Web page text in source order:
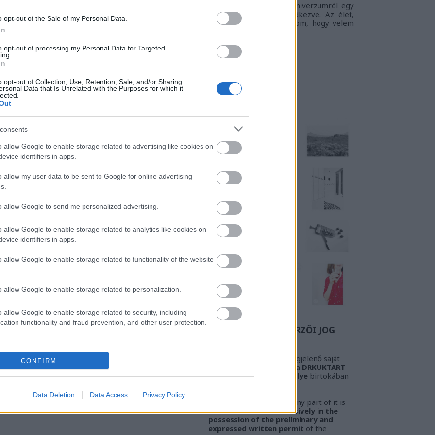
opt-out of the Sale of my Personal Data.
opt-out of processing my Personal Data for Targeted
opt-out of Collection, Use, Retention, Sale, and/or Sharing
Data that Is Unrelated with the Purposes for which it
allow Google to enable storage related to advertising like cookies on
identifiers in apps.
allow my user data to be sent to Google for online advertising
allow Google to send me personalized advertising.
allow Google to enable storage related to analytics like cookies on
identifiers in apps.
allow Google to enable storage related to functionality of the website
allow Google to enable storage related to personalization.
allow Google to enable storage related to security, including
functionality and fraud prevention, and other user protection.
CONFIRM
Data Deletion Data Access Privacy Policy
átköltöztek a Bálnából az AnKERTbe, így
én is a helyet.
markets, so visiting Antik PLACC (an antique and
This market's just found a new location as it has
Szólj hozzá!
© 2005-2025 Drkukta - Drkuktart. Minden jog
csak a szerző előzetes írásbeli
reserved. Do not use or reproduce without
nagyvilágban, a táguló univerzumról egy
pillanatra sem megfeledkezve. Az élet,
ahogy én látom.
Köszönöm, hogy velem
DRKUKTA
AZ A BIZONYOS SZERZŐI JOG
FIGYELEM! Az oldalon megjelenő saját
kizárólag a DRKUKTART
előzetes írásbeli engedélye birtokában
This work or any part of it is
allowed to be usedexclusively in the
possession of the preliminary and
expressed written permit of the